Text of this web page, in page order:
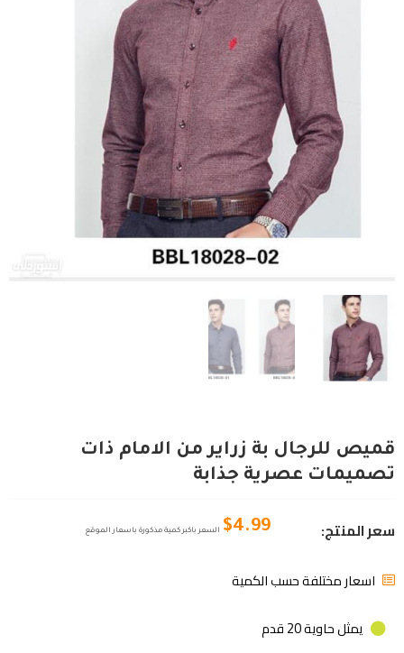
قميص للرجال بة زراير من الامام ذات
تصميمات عصرية جذابة
سعر المنتج: $4.99 السعر باكبر كمية مذكورة باسعار الموقع
اسعار مختلفة حسب الكمية
يمثل حاوية 20 قدم